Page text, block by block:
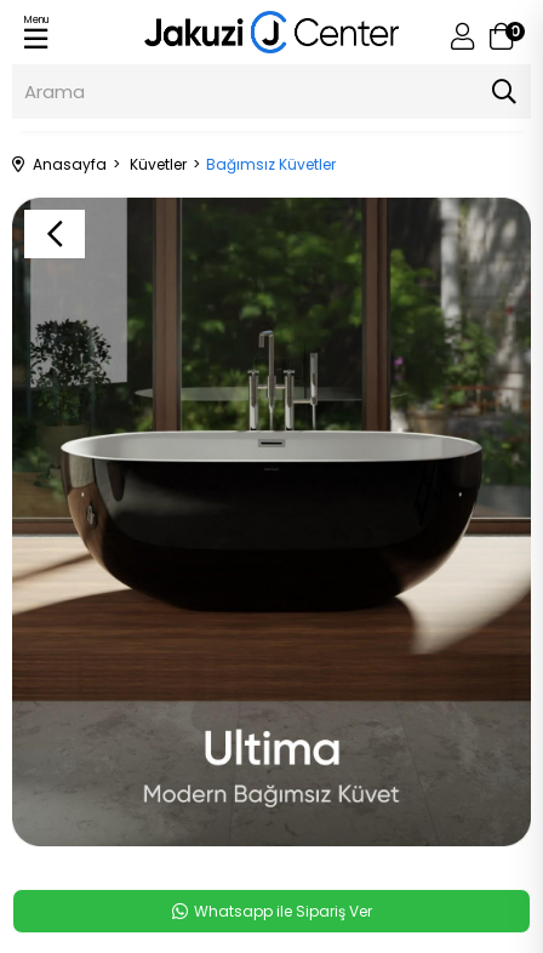
0
Menu
Anasayfa Küvetler Bağımsız Küvetler
Whatsapp ile Sipariş Ver